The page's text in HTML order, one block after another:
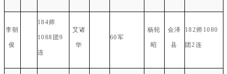
李朝
俊
184师
1088团9
连
艾诸
华
60军
杨轮
昭
会泽
县
182师1080
团2连